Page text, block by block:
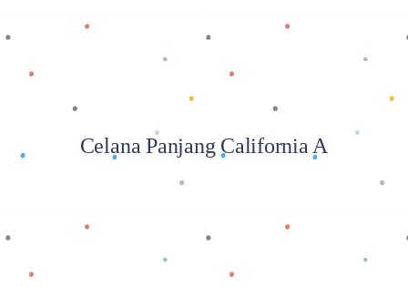
Celana Panjang California A